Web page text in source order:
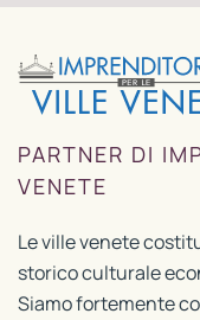
PARTNER DI
VENETE
Le ville venete
storico culturale
Siamo fortemente